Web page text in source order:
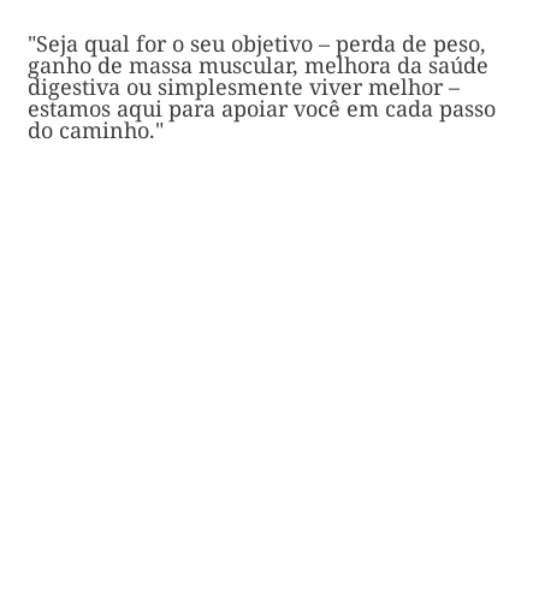
"Seja qual for o seu objetivo – perda de peso,
ganho de massa muscular, melhora da saúde
digestiva ou simplesmente viver melhor –
estamos aqui para apoiar você em cada passo
do caminho."